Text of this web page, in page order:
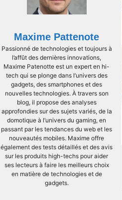
Maxime Pattenote
Passionné de technologies et toujours à
l’affût des dernières innovations,
Maxime Patenotte est un expert en hi-
tech qui se plonge dans l’univers des
gadgets, des smartphones et des
nouvelles technologies. À travers son
blog, il propose des analyses
approfondies sur des sujets variés, de la
domotique à l’univers du gaming, en
passant par les tendances du web et les
nouveautés mobiles. Maxime offre
également des tests détaillés et des avis
sur les produits high-techs pour aider
ses lecteurs à faire les meilleurs choix
en matière de technologies et de
gadgets.